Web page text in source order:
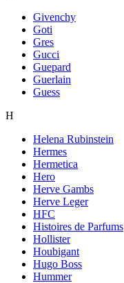
Givenchy
Goti
Gres
Gucci
Guepard
Guerlain
Guess
H
Helena Rubinstein
Hermes
Hermetica
Hero
Herve Gambs
Herve Leger
HFC
Histoires de Parfums
Hollister
Houbigant
Hugo Boss
Hummer